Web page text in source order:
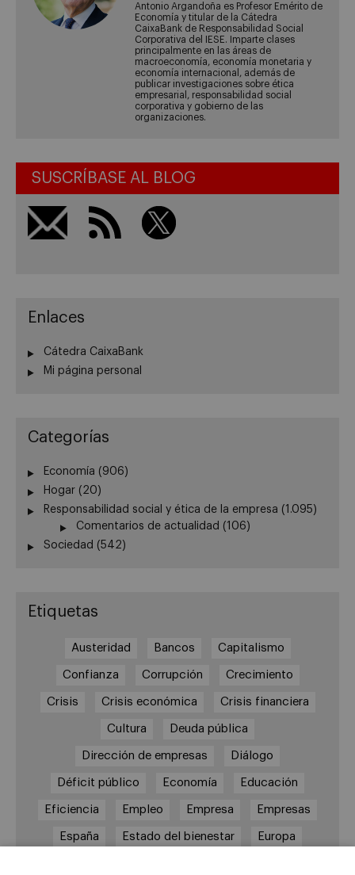
Antonio Argandoña es Profesor Emérito de
Economía y titular de la Cátedra
CaixaBank de Responsabilidad Social
Corporativa del IESE. Imparte clases
principalmente en las áreas de
macroeconomía, economía monetaria y
economía internacional, además de
publicar investigaciones sobre ética
empresarial, responsabilidad social
corporativa y gobierno de las
organizaciones.
SUSCRÍBASE AL BLOG
Enlaces
Cátedra CaixaBank
Mi página personal
Categorías
Economía (906)
Hogar (20)
Responsabilidad social y ética de la empresa (1.095)
Comentarios de actualidad (106)
Sociedad (542)
Etiquetas
Austeridad Bancos Capitalismo
Confianza Corrupción Crecimiento
Crisis Crisis económica Crisis financiera
Cultura Deuda pública
Dirección de empresas Diálogo
Déficit público Economía Educación
Eficiencia Empleo Empresa Empresas
España Estado del bienestar Europa